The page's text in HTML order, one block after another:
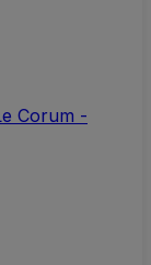
Corum -